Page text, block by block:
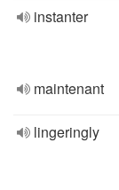
instanter
maintenant
lingeringly